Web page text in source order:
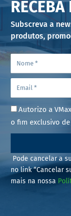
RECEBA
Subscreva a
produtos,
Autorizo a
o fim exclusivo
Pode cancelar a
no link “Cancelar
mais na nossa